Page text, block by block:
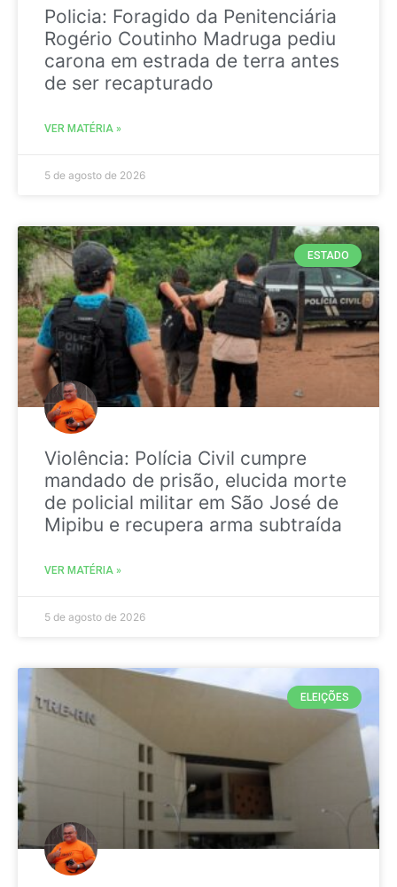
Policia: Foragido da Penitenciária
Rogério Coutinho Madruga pediu
carona em estrada de terra antes
de ser recapturado
VER MATÉRIA »
5 de agosto de 2026
ESTADO
Violência: Polícia Civil cumpre
mandado de prisão, elucida morte
de policial militar em São José de
Mipibu e recupera arma subtraída
VER MATÉRIA »
5 de agosto de 2026
ELEIÇÕES